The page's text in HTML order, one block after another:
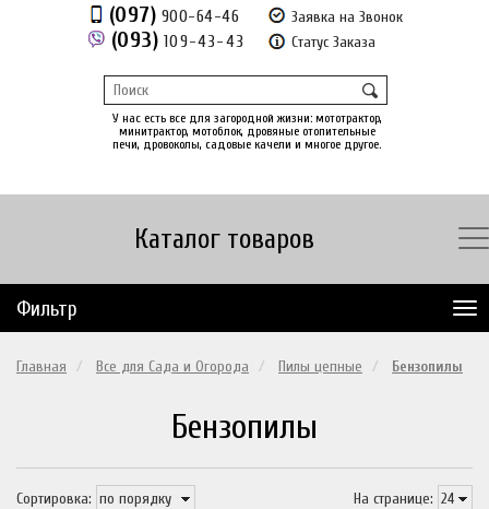
Отложенные товары (0)
(097) 900-64-46
(093) 109-43-43
Заявка на Звонок
Статус Заказа
У нас есть все для загородной жизни: мототрактор,
минитрактор, мотоблок, дровяные отопительные
печи, дровоколы, садовые качели и многое другое.
Каталог товаров
Фильтр
Главная Все для Сада и Огорода Пилы цепные Бензопилы
Бензопилы
На странице:
Сортировка: